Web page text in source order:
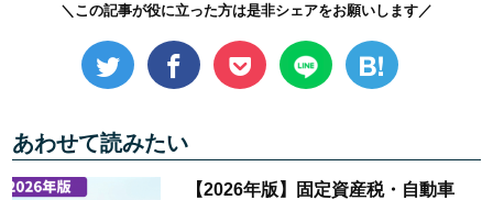
＼この記事が役に立った方は是非シェアをお願いします／
あわせて読みたい
【2026年版】固定資産税・自動車